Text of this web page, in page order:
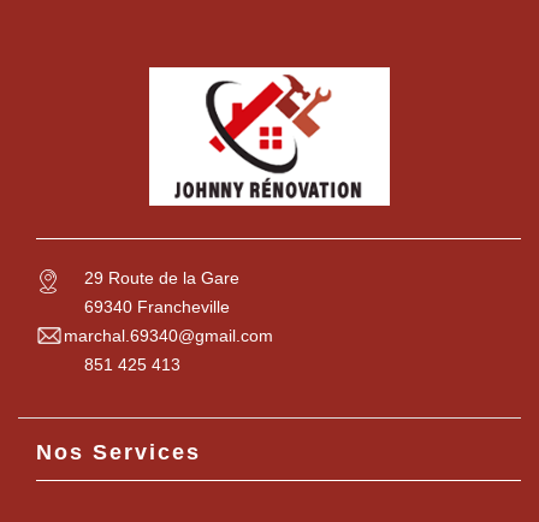
29 Route de la Gare
69340 Francheville
marchal.69340@gmail.com
851 425 413
Nos Services